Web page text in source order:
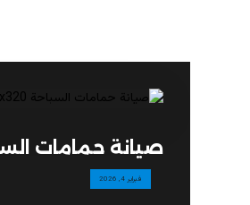
صيانة حمامات
فبراير 4, 2026